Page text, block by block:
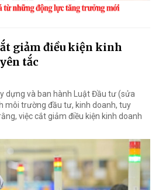
giảm điều kiện kinh
tắc
dựng và ban hành Luật Đầu tư (sửa
môi trường đầu tư, kinh doanh, tuy
việc cắt giảm điều kiện kinh doanh